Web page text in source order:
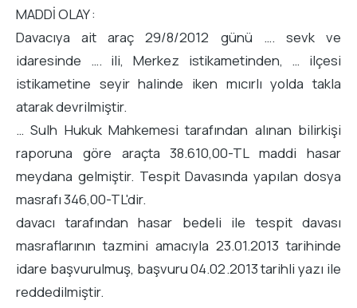
MADDİ OLAY :
Davacıya ait araç 29/8/2012 günü …. sevk ve
idaresinde …. ili, Merkez istikametinden, … ilçesi
istikametine seyir halinde iken mıcırlı yolda takla
atarak devrilmiştir.
… Sulh Hukuk Mahkemesi tarafından alınan bilirkişi
raporuna göre araçta 38.610,00-TL maddi hasar
meydana gelmiştir. Tespit Davasında yapılan dosya
masrafı 346,00-TL'dir.
davacı tarafından hasar bedeli ile tespit davası
masraflarının tazmini amacıyla 23.01.2013 tarihinde
idare başvurulmuş, başvuru 04.02.2013 tarihli yazı ile
reddedilmiştir.